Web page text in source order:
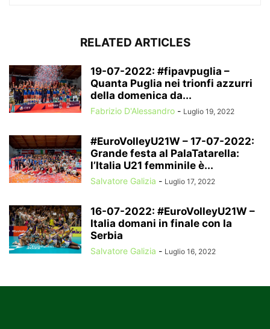
RELATED ARTICLES
19-07-2022: #fipavpuglia –
Quanta Puglia nei trionfi azzurri
della domenica da...
Fabrizio D'Alessandro - Luglio 19, 2022
#EuroVolleyU21W – 17-07-2022:
Grande festa al PalaTatarella:
l’Italia U21 femminile è...
Salvatore Galizia - Luglio 17, 2022
16-07-2022: #EuroVolleyU21W –
Italia domani in finale con la
Serbia
Salvatore Galizia - Luglio 16, 2022